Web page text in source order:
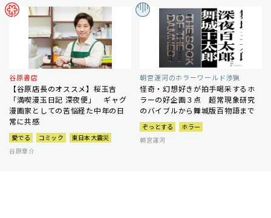
谷原書店
【谷原店長のオススメ】桜玉吉
「満喫漫玉日記 深夜便」 ギャグ
漫画家としての苦悩経た中年の日
常に共感
愛でる コミック
東日本大震災
谷原章介
朝宮運河のホラーワールド渉猟
怪奇・幻想好きが拍手喝采するホ
ラーの好企画３点 超常現象研究
のバイブルから舞城版百物語まで
ぞっとする
ホラー
朝宮運河